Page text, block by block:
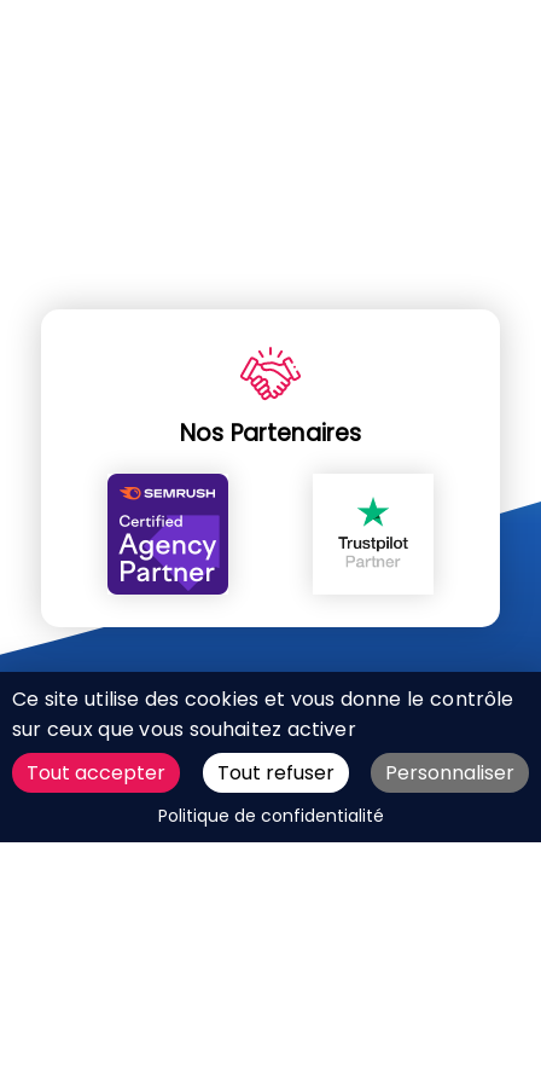
DEMANDER UN DEVIS
Nos Partenaires
CHARTE RÉSEAUX SOCIAUX
MENTIONS LÉGALES
Ce site utilise des cookies et vous donne le contrôle
sur ceux que vous souhaitez activer
Tout accepter
Tout refuser Personnaliser
Politique de confidentialité